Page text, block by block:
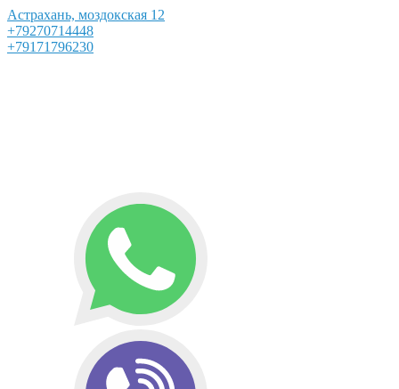
Астрахань, моздокская 12
+79270714448
+79171796230